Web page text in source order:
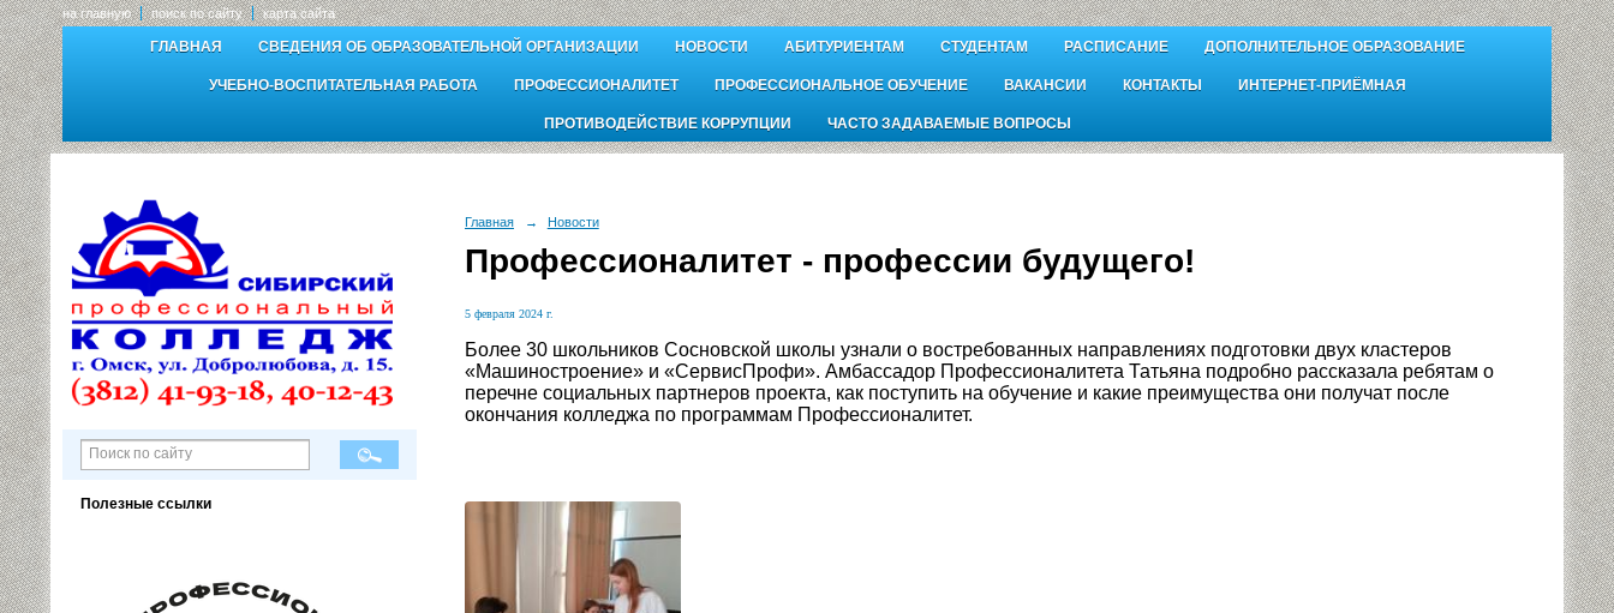
на главную поиск по сайту карта сайта
ГЛАВНАЯ СВЕДЕНИЯ ОБ ОБРАЗОВАТЕЛЬНОЙ ОРГАНИЗАЦИИ НОВОСТИ АБИТУРИЕНТАМ СТУДЕНТАМ РАСПИСАНИЕ ДОПОЛНИТЕЛЬНОЕ ОБРАЗОВАНИЕ
УЧЕБНО-ВОСПИТАТЕЛЬНАЯ РАБОТА ПРОФЕССИОНАЛИТЕТ ПРОФЕССИОНАЛЬНОЕ ОБУЧЕНИЕ ВАКАНСИИ КОНТАКТЫ ИНТЕРНЕТ-ПРИЁМНАЯ
ПРОТИВОДЕЙСТВИЕ КОРРУПЦИИ ЧАСТО ЗАДАВАЕМЫЕ ВОПРОСЫ
Полезные ссылки
Главная → Новости
Профессионалитет - профессии будущего!
5 февраля 2024 г.
Более 30 школьников Сосновской школы узнали о востребованных направлениях подготовки двух кластеров
«Машиностроение» и «СервисПрофи». Амбассадор Профессионалитета Татьяна подробно рассказала ребятам о
перечне социальных партнеров проекта, как поступить на обучение и какие преимущества они получат после
окончания колледжа по программам Профессионалитет.